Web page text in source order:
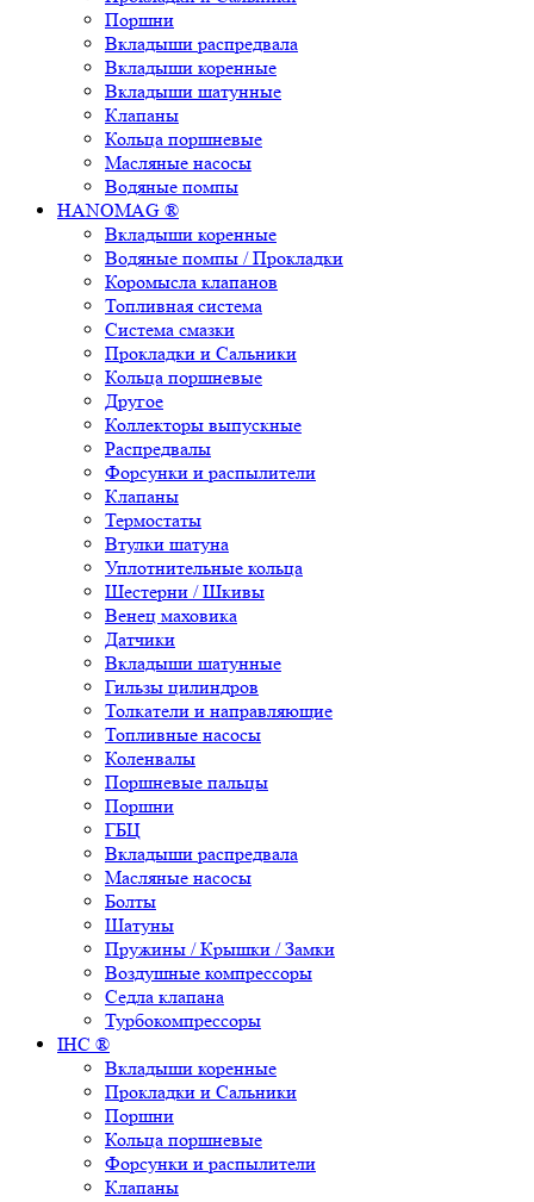
Поршни
Вкладыши распредвала
Вкладыши коренные
Вкладыши шатунные
Клапаны
Кольца поршневые
Масляные насосы
Водяные помпы
HANOMAG ®
Вкладыши коренные
Водяные помпы / Прокладки
Коромысла клапанов
Топливная система
Система смазки
Прокладки и Сальники
Кольца поршневые
Другое
Коллекторы выпускные
Распредвалы
Форсунки и распылители
Клапаны
Термостаты
Втулки шатуна
Уплотнительные кольца
Шестерни / Шкивы
Венец маховика
Датчики
Вкладыши шатунные
Гильзы цилиндров
Толкатели и направляющие
Топливные насосы
Коленвалы
Поршневые пальцы
Поршни
ГБЦ
Вкладыши распредвала
Масляные насосы
Болты
Шатуны
Пружины / Крышки / Замки
Воздушные компрессоры
Седла клапана
Турбокомпрессоры
IHC ®
Вкладыши коренные
Прокладки и Сальники
Поршни
Кольца поршневые
Форсунки и распылители
Клапаны